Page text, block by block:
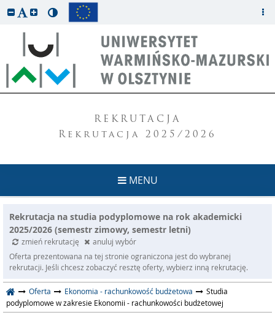
REKRUTACJA
Rekrutacja 2025/2026
MENU
Rekrutacja na studia podyplomowe na rok akademicki
2025/2026 (semestr zimowy, semestr letni)
zmień rekrutację
anuluj wybór
Oferta prezentowana na tej stronie ograniczona jest do wybranej
rekrutacji. Jeśli chcesz zobaczyć resztę oferty, wybierz inną rekrutację.
Oferta Ekonomia - rachunkowość budżetowa
Studia
podyplomowe w zakresie Ekonomii - rachunkowości budżetowej